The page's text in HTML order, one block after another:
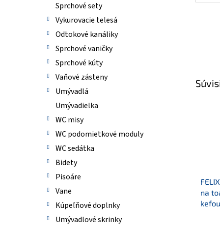
Sprchové sety
Vykurovacie telesá
Odtokové kanáliky
Sprchové vaničky
Sprchové kúty
Vaňové zásteny
Umývadlá
Umývadielka
WC misy
WC podomietkové moduly
WC sedátka
Bidety
Pisoáre
Vane
Kúpeľňové doplnky
Umývadlové skrinky
na